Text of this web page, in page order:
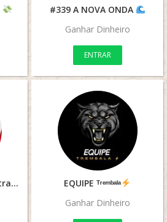
#339 A NOVA ONDA
Ganhar Dinheiro
ENTRAR
Iluminati jews concentration 2.0
EQUIPE ᵀʳᵉᵐᵇᵃˡᵃ
Ganhar Dinheiro